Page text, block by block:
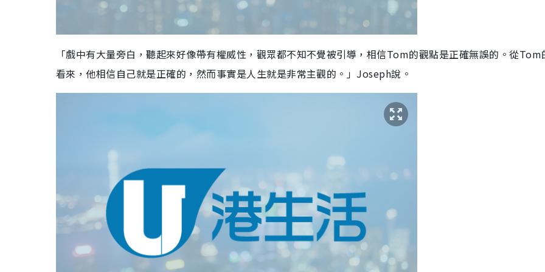
「戲中有大量旁白，聽起來好像帶有權威性，觀眾都不知不覺被引導，相信Tom的觀點是正確無誤的。從Tom
看來，他相信自己就是正確的，然而事實是人生就是非常主觀的。」 Joseph說。